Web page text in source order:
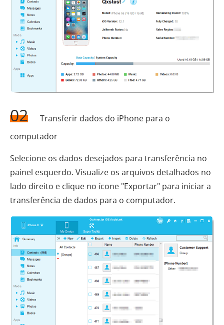
02
Transferir dados do iPhone para o
computador
Selecione os dados desejados para transferência no
painel esquerdo. Visualize os arquivos detalhados no
lado direito e clique no ícone "Exportar" para iniciar a
transferência de dados para o computador.